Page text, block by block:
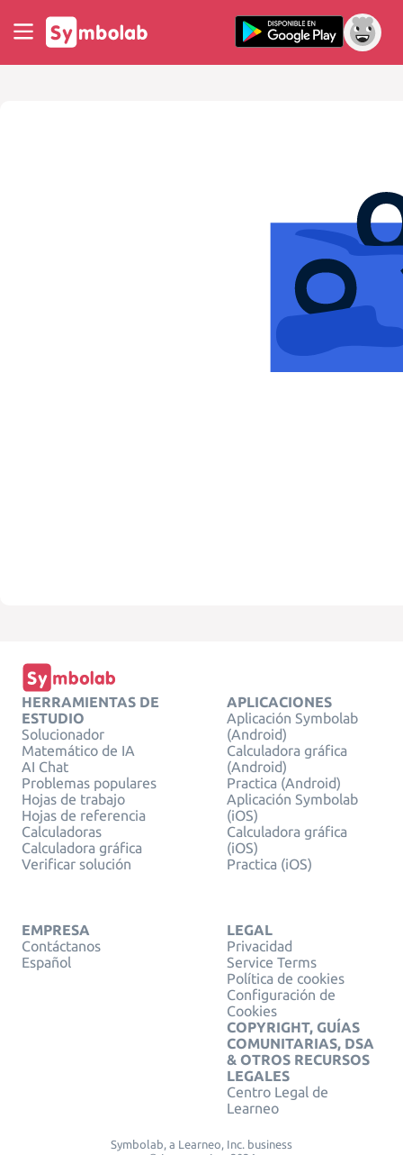
HERRAMIENTAS DE
ESTUDIO
Solucionador
Matemático de IA
AI Chat
Problemas populares
Hojas de trabajo
Hojas de referencia
Calculadoras
Calculadora gráfica
Verificar solución
APLICACIONES
Aplicación Symbolab
(Android)
Calculadora gráfica
(Android)
Practica (Android)
Aplicación Symbolab
(iOS)
Calculadora gráfica
(iOS)
Practica (iOS)
EMPRESA
Contáctanos
Español
LEGAL
Privacidad
Service Terms
Política de cookies
Configuración de
Cookies
COPYRIGHT, GUÍAS
COMUNITARIAS, DSA
& OTROS RECURSOS
LEGALES
Centro Legal de
Learneo
Symbolab, a Learneo, Inc. business